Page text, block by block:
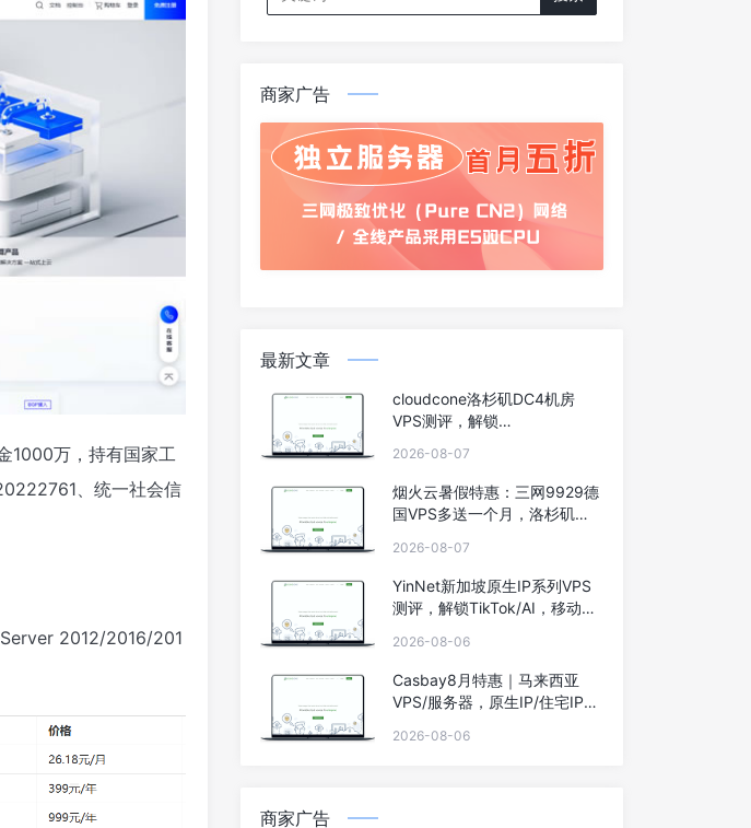
1000万，持有国家工
、统一社会信
2012/2016/201
for:
商家广告
最新文章
cloudcone洛杉矶DC4机房
VPS测评，解锁
2026-08-07
烟火云暑假特惠：三网9929德
国VPS多送一个月，洛杉矶
元
2026-08-07
YinNet新加坡原生IP系列VPS
测评，解锁TikTok/AI，移动效
2026-08-06
Casbay8月特惠｜马来西亚
VPS/服务器，原生IP/住宅IP，
月，100Mbps不限流量
2026-08-06
商家广告